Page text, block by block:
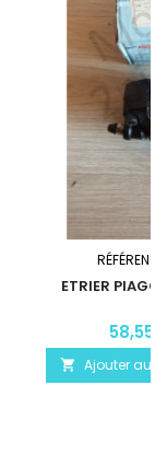
ETRIER
58,55
 Ajouter au